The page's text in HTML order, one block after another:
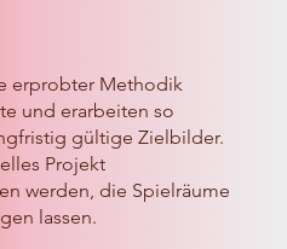
erprobter Methodik
und erarbeiten so
gültige Zielbilder.
Projekt
werden, die Spielräume
lassen.